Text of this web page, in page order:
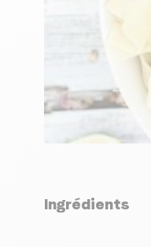
Ingrédients